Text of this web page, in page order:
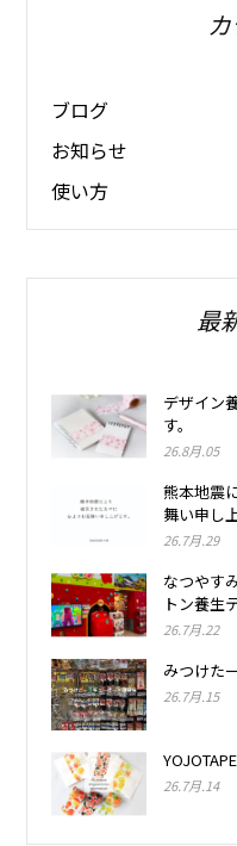
ブログ
お知らせ
使い方
最
デザイン
す。
26.8月.05
熊本地震
舞い申し
26.7月.29
なつやす
トン養生
26.7月.22
みつけた
26.7月.15
26.7月.14